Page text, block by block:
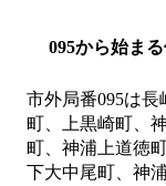
095から始ま
市外局番095は長
町、上黒崎町、
町、神浦上道徳
下大中尾町、神